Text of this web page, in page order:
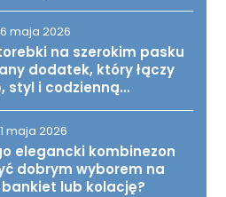
maja 2026
na szerokim pasku
dodatek, który łączy
styl i codzienną
maja 2026
elegancki kombinezon
dobrym wyborem na
lub kolację?